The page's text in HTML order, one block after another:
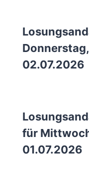
Donnerstag,
02.07.2026
für
01.07.2026